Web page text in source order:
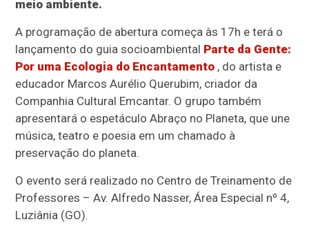
meio ambiente.
A programação de abertura começa às 17h e terá o
lançamento do guia socioambiental Parte da Gente:
Por uma Ecologia do Encantamento , do artista e
educador Marcos Aurélio Querubim, criador da
Companhia Cultural Emcantar. O grupo também
apresentará o espetáculo Abraço no Planeta, que une
música, teatro e poesia em um chamado à
preservação do planeta.
O evento será realizado no Centro de Treinamento de
Professores – Av. Alfredo Nasser, Área Especial nº 4,
Luziânia (GO).